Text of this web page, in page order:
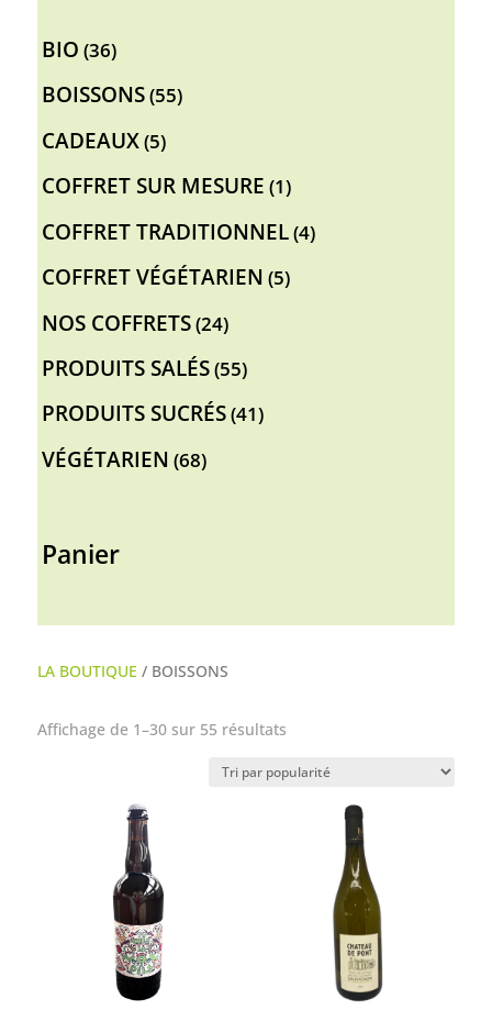
BIO 3636
BOISSONS 5555
CADEAUX 55
COFFRET SUR MESURE 11
COFFRET TRADITIONNEL 44
COFFRET VÉGÉTARIEN 55
NOS COFFRETS 2424
PRODUITS SALÉS 5555
PRODUITS SUCRÉS 4141
VÉGÉTARIEN 6868
Panier
LA BOUTIQUE / BOISSONS
Affichage de 1–30 sur 55 résultatsTrié
popularité